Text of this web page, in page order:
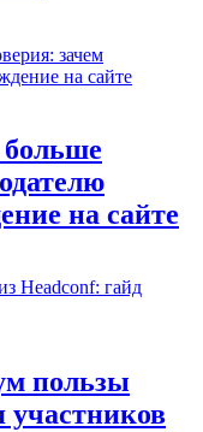
на сайте
пользы
участников